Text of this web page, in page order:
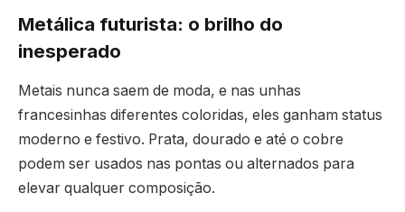
Metálica futurista: o brilho do
inesperado
Metais nunca saem de moda, e nas unhas
francesinhas diferentes coloridas, eles ganham status
moderno e festivo. Prata, dourado e até o cobre
podem ser usados nas pontas ou alternados para
elevar qualquer composição.